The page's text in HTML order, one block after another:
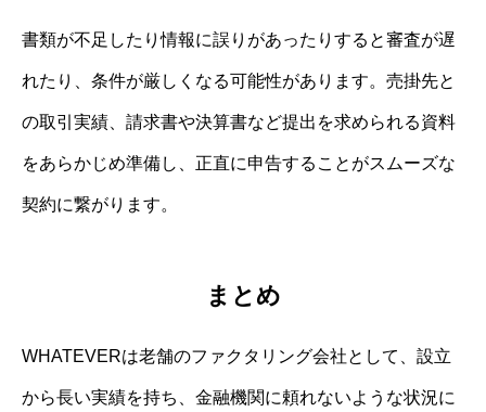
書類が不足したり情報に誤りがあったりすると審査が遅
れたり、条件が厳しくなる可能性があります。売掛先と
の取引実績、請求書や決算書など提出を求められる資料
をあらかじめ準備し、正直に申告することがスムーズな
契約に繋がります。
まとめ
WHATEVERは老舗のファクタリング会社として、設立
から長い実績を持ち、金融機関に頼れないような状況に